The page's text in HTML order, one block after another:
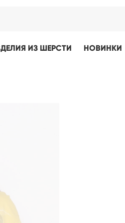
ИЗ ШЕРСТИ НОВИНКИ